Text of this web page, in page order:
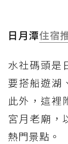
日月潭住宿
水社碼頭是
要搭船遊湖
此外，這裡
宮月老廟，
熱門景點。